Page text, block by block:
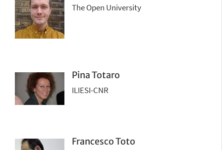
The Open University
Pina Totaro
ILIESI-CNR
Francesco Toto